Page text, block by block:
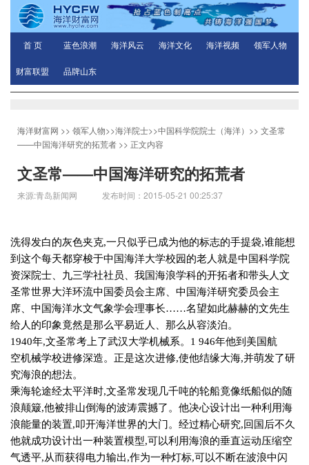
首 页 蓝色浪潮 海洋风云 海洋文化 海洋视频 领军人物
财富联盟 品牌山东
海洋财富网 >> 领军人物>>海洋院士>>中国科学院院士（海洋） >> 文圣常
——中国海洋研究的拓荒者 >> 正文内容
文圣常——中国海洋研究的拓荒者
来源:青岛新闻网 发布时间：2015-05-21 00:25:37
洗得发白的灰色夹克,一只似乎已成为他的标志的手提袋,谁能想
到这个每天都穿梭于中国海洋大学校园的老人就是中国科学院
资深院士、九三学社社员、我国海浪学科的开拓者和带头人文
圣常世界大洋环流中国委员会主席、中国海洋研究委员会主
席、中国海洋水文气象学会理事长……名望如此赫赫的文先生
给人的印象竟然是那么平易近人、那么从容淡泊。
1940年,文圣常考上了武汉大学机械系。 1 946年他到美国航
空机械学校进修深造。正是这次进修,使他结缘大海,并萌发了研
究海浪的想法。
乘海轮途经太平洋时,文圣常发现几千吨的轮船竟像纸船似的随
浪颠簸,他被排山倒海的波涛震撼了。他决心设计出一种利用海
浪能量的装置,叩开海洋世界的大门。经过精心研究,回国后不久
他就成功设计出一种装置模型,可以利用海浪的垂直运动压缩空
气透平,从而获得电力输出,作为一种灯标,可以不断在波浪中闪